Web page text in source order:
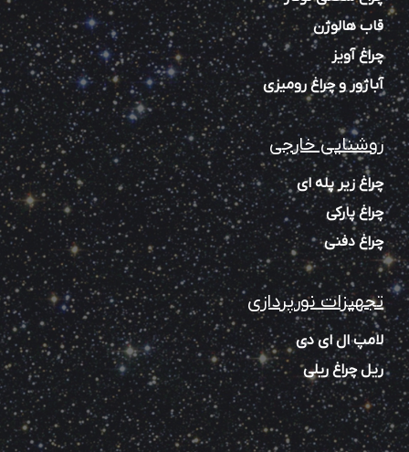
قاب هالوژن
چراغ آویز
آباژور و چراغ رومیزی
روشنایی خارجی
چراغ زیر پله‌ ای
چراغ پارکی
چراغ دفنی
تجهیزات نورپردازی
لامپ ال ای دی
ریل چراغ ریلی